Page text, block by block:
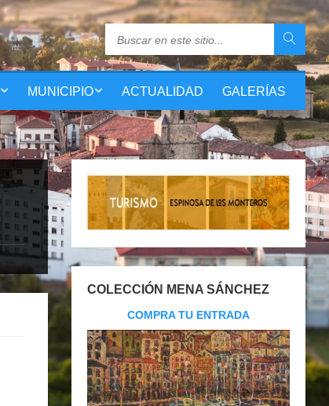
MUNICIPIO ACTUALIDAD GALERÍAS
COLECCIÓN MENA SÁNCHEZ
COMPRA TU ENTRADA